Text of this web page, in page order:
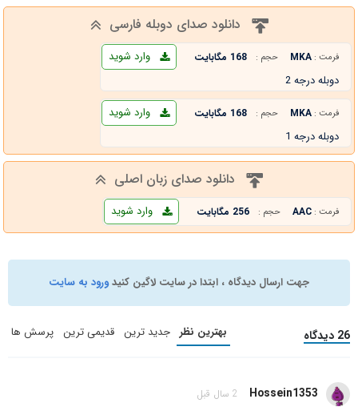
دانلود صدای دوبله فارسی
فرمت : MKA حجم : 168 مگابایت
وارد شوید
دوبله درجه 2
فرمت : MKA حجم : 168 مگابایت
وارد شوید
دوبله درجه 1
دانلود صدای زبان اصلی
فرمت : AAC حجم : 256 مگابایت وارد شوید
جهت ارسال دیدگاه ، ابتدا در سایت لاگین کنیدورود به سایت
26 دیدگاه بهترین نظر جدید ترین قدیمی ترین پرسش ها
Hossein1353 2 سال قبل